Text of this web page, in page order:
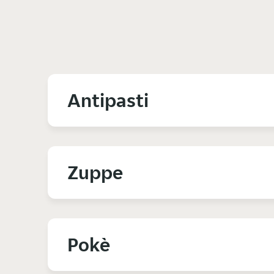
Antipasti
Zuppe
Pokè